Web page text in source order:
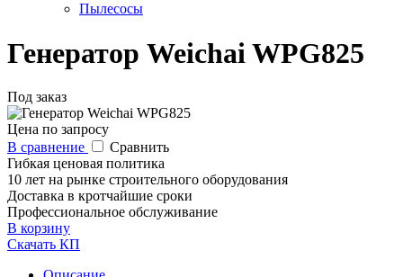
Пылесосы
Генератор Weichai WPG825
Под заказ
Цена по запросу
В сравнение
Сравнить
Гибкая ценовая политика
10 лет на рынке строительного оборудования
Доставка в кротчайшие сроки
Профессиональное обслуживание
В корзину
Скачать КП